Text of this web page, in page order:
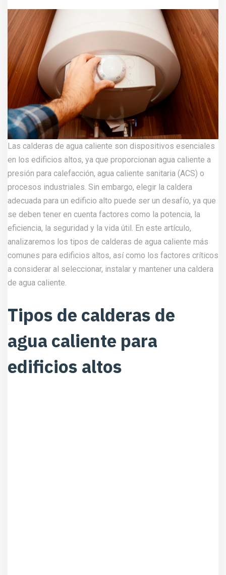
Las calderas de agua caliente son dispositivos esenciales
en los edificios altos, ya que proporcionan agua caliente a
presión para calefacción, agua caliente sanitaria (ACS) o
procesos industriales. Sin embargo, elegir la caldera
adecuada para un edificio alto puede ser un desafío, ya que
se deben tener en cuenta factores como la potencia, la
eficiencia, la seguridad y la vida útil. En este artículo,
analizaremos los tipos de calderas de agua caliente más
comunes para edificios altos, así como los factores críticos
a considerar al seleccionar, instalar y mantener una caldera
de agua caliente.
Tipos de calderas de
agua caliente para
edificios altos